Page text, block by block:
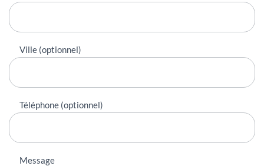
Ville (optionnel)
Téléphone (optionnel)
Message